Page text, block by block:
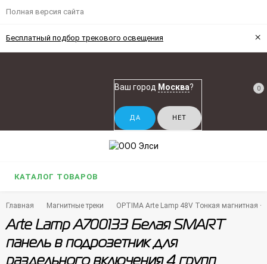
Полная версия сайта
Бесплатный подбор трекового освещения ×
Ваш город Москва? 0
КАТАЛОГ ТОВАРОВ
Главная Магнитные треки OPTIMA Arte Lamp 48V Тонкая магнитная
Arte Lamp A700133 Белая SMART
панель в подрозетник для
раздельного включения 4 групп